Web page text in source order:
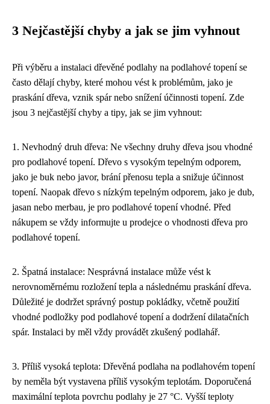
3 Nejčastější chyby a jak se jim vyhnout
Při výběru a instalaci dřevěné podlahy na podlahové topení se
často dělají chyby, které mohou vést k problémům, jako je
praskání dřeva, vznik spár nebo snížení účinnosti topení. Zde
jsou 3 nejčastější chyby a tipy, jak se jim vyhnout:
1. Nevhodný druh dřeva: Ne všechny druhy dřeva jsou vhodné
pro podlahové topení. Dřevo s vysokým tepelným odporem,
jako je buk nebo javor, brání přenosu tepla a snižuje účinnost
topení. Naopak dřevo s nízkým tepelným odporem, jako je dub,
jasan nebo merbau, je pro podlahové topení vhodné. Před
nákupem se vždy informujte u prodejce o vhodnosti dřeva pro
podlahové topení.
2. Špatná instalace: Nesprávná instalace může vést k
nerovnoměrnému rozložení tepla a následnému praskání dřeva.
Důležité je dodržet správný postup pokládky, včetně použití
vhodné podložky pod podlahové topení a dodržení dilatačních
spár. Instalaci by měl vždy provádět zkušený podlahář.
3. Příliš vysoká teplota: Dřevěná podlaha na podlahovém topení
by neměla být vystavena příliš vysokým teplotám. Doporučená
maximální teplota povrchu podlahy je 27 °C. Vyšší teploty